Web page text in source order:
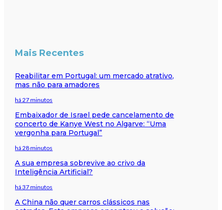
Mais Recentes
Reabilitar em Portugal: um mercado atrativo,
mas não para amadores
há 27 minutos
Embaixador de Israel pede cancelamento de
concerto de Kanye West no Algarve: “Uma
vergonha para Portugal”
há 28 minutos
A sua empresa sobrevive ao crivo da
Inteligência Artificial?
há 37 minutos
A China não quer carros clássicos nas